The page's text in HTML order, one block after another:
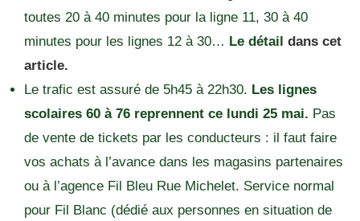
toutes 20 à 40 minutes pour la ligne 11, 30 à 40
minutes pour les lignes 12 à 30… Le détail dans cet
article.
Le trafic est assuré de 5h45 à 22h30. Les lignes
scolaires 60 à 76 reprennent ce lundi 25 mai. Pas
de vente de tickets par les conducteurs : il faut faire
vos achats à l’avance dans les magasins partenaires
ou à l’agence Fil Bleu Rue Michelet. Service normal
pour Fil Blanc (dédié aux personnes en situation de